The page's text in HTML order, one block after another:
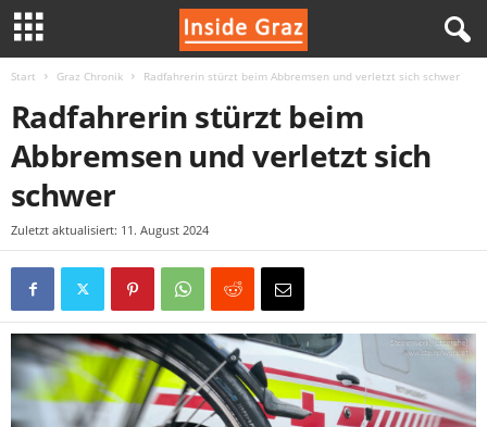
e
Start Graz Chronik Radfahrerin stürzt beim Abbremsen und verletzt sich schwer
Radfahrerin stürzt beim
Abbremsen und verletzt sich
schwer
Zuletzt aktualisiert: 11. August 2024